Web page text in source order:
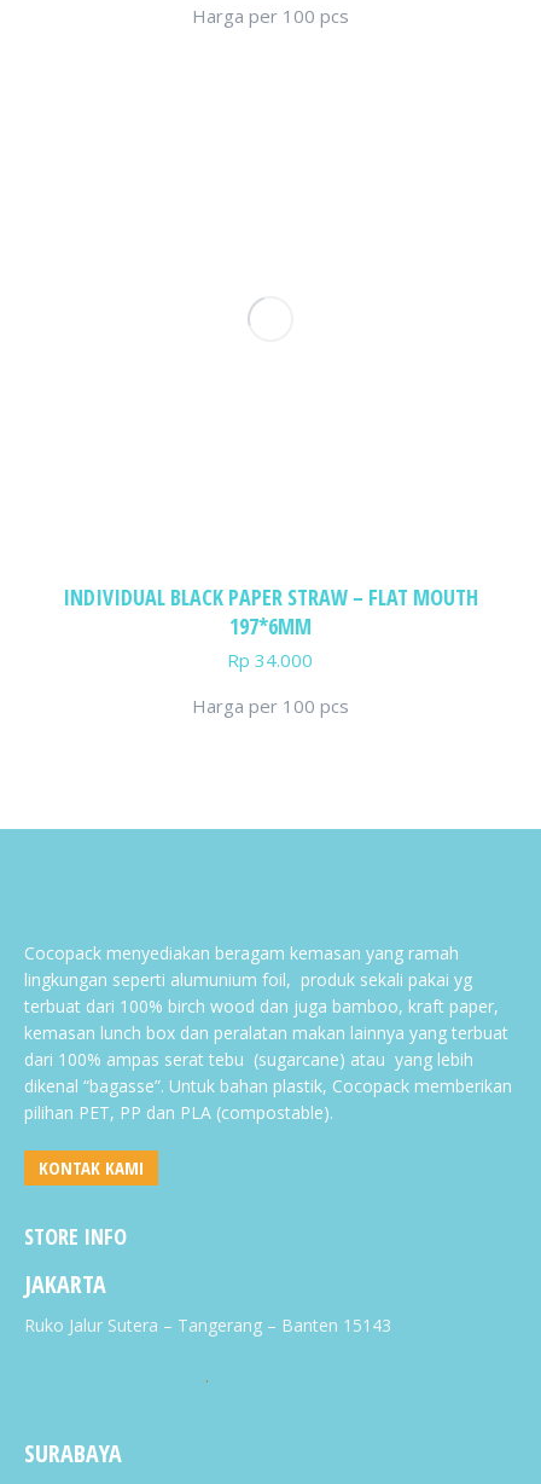
Harga per 100 pcs
INDIVIDUAL BLACK PAPER STRAW – FLAT MOUTH
197*6MM
Rp 34.000
Harga per 100 pcs
Cocopack menyediakan beragam kemasan yang ramah
lingkungan seperti alumunium foil, produk sekali pakai yg
terbuat dari 100% birch wood dan juga bamboo, kraft paper,
kemasan lunch box dan peralatan makan lainnya yang terbuat
dari 100% ampas serat tebu (sugarcane) atau yang lebih
dikenal “bagasse”. Untuk bahan plastik, Cocopack memberikan
pilihan PET, PP dan PLA (compostable).
KONTAK KAMI
STORE INFO
JAKARTA
Ruko Jalur Sutera – Tangerang – Banten 15143
.
SURABAYA